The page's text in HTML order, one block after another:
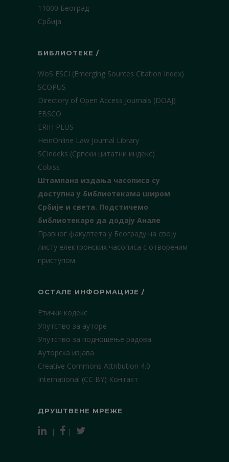
11000 Београд
Србија
БИБЛИОТЕКЕ /
WoS ESCI (Emerging Sources Citation Index)
SCOPUS
Directory of Open Access Journals (DOAJ)
EBSCO
ERIH PLUS
HeinOnline Law Journal Library
SCIndeks (Српски цитатни индекс)
Cobiss
Штампана издања часописа су
доступна у библиотекама широм
Србије и света. Подстичемо
библиотекаре да додају Анале
Правног факултета у Београду на своју
листу електронских часописа с отвореним
приступом.
ОСТАЛЕ ИНФОРМАЦИЈЕ /
Етички кодекс
Упутство за ауторе
Упутство за подношење радова
Ауторска изјава
Creative Commons Attribution 4.0
International (CC BY) Контакт
ДРУШТВЕНЕ МРЕЖЕ
| |